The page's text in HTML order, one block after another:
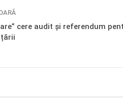
cere audit și referendum